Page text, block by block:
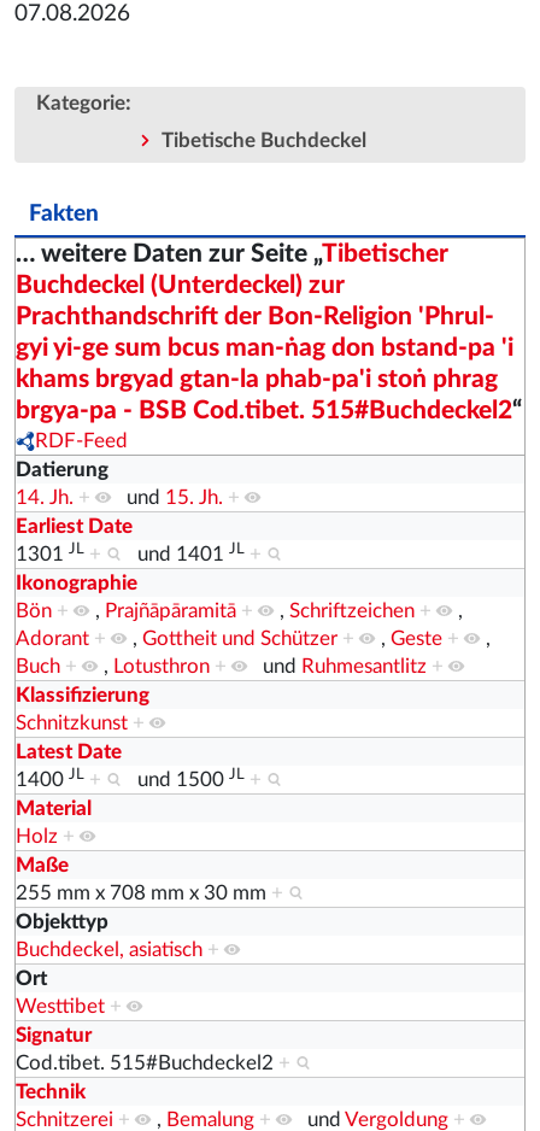
07.08.2026
Kategorie:
Tibetische Buchdeckel
Fakten
… weitere Daten zur Seite „Tibetischer
Buchdeckel (Unterdeckel) zur
Prachthandschrift der Bon-Religion 'Phrul-
gyi yi-ge sum bcus man-ṅag don bstand-pa 'i
khams brgyad gtan-la phab-pa'i stoṅ phrag
brgya-pa - BSB Cod.tibet. 515#Buchdeckel2“
RDF-Feed
Datierung
14. Jh. + und 15. Jh. +
Earliest Date
1301
JL + und 1401 JL
+
Ikonographie
Bön + , Prajñāpāramitā + , Schriftzeichen +
,
Adorant + , Gottheit und Schützer + , Geste +
,
Buch + , Lotusthron + und Ruhmesantlitz +
Klassifizierung
Schnitzkunst +
Latest Date
1400 JL + und 1500 JL
+
Material
Holz +
Maße
255 mm x 708 mm x 30 mm +
Objekttyp
Buchdeckel, asiatisch +
Ort
Westtibet +
Signatur
Cod.tibet. 515#Buchdeckel2 +
Technik
Schnitzerei + , Bemalung + und Vergoldung +